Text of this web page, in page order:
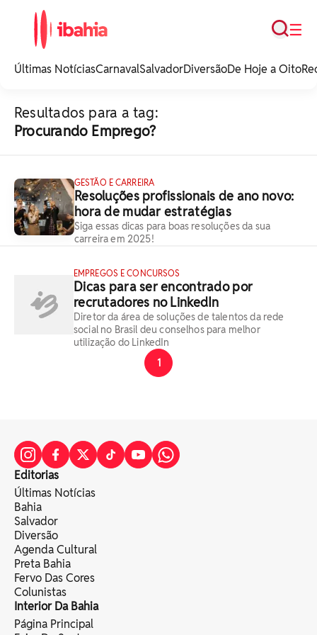
noticias e
☰
Busca
Últimas NotíciasCarnavalSalvadorDiversãoDe Hoje a Oito
Resultados para a tag:
Procurando Emprego?
GESTÃO E CARREIRA
Resoluções profissionais de ano novo:
hora de mudar estratégias
Siga essas dicas para boas resoluções da sua
carreira em 2025!
EMPREGOS E CONCURSOS
Dicas para ser encontrado por
recrutadores no LinkedIn
Diretor da área de soluções de talentos da rede
social no Brasil deu conselhos para melhor
utilização do LinkedIn
1
Editorias
Últimas Notícias
Bahia
Salvador
Diversão
Agenda Cultural
Preta Bahia
Fervo Das Cores
Colunistas
Interior Da Bahia
Página Principal